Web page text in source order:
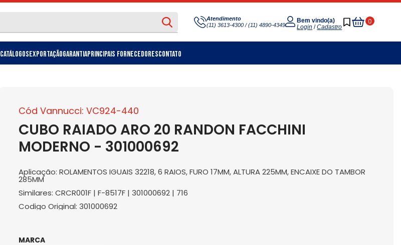
Atendimento
(11) 3613-4300 / (11) 4890-4349
Bem vindo(a)
Login /Cadastro
0
Meu
Carrinho
CatálogosExportaçãoGarantiaPrincipais FornecedoresContato
Cód Vannucci: VC924-440
CUBO RAIADO ARO 20 RANDON FACCHINI
MODERNO - 301000692
Aplicação: ROLAMENTOS IGUAIS 32218, 6 RAIOS, FURO 17MM, ALTURA 225MM, ENCAIXE DO TAMBOR
285MM
Similares: CRCR001F | F-8517F | 301000692 | 716
Codigo Original: 301000692
MARCA